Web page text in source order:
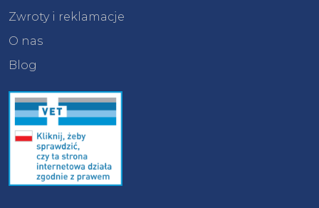
Zwroty i reklamacje
O nas
Blog